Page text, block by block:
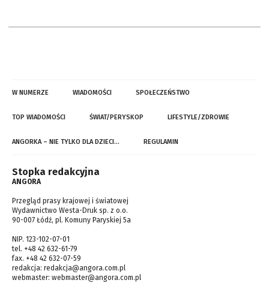
W NUMERZE WIADOMOŚCI SPOŁECZEŃSTWO
TOP WIADOMOŚCI ŚWIAT/PERYSKOP LIFESTYLE/ZDROWIE
ANGORKA – NIE TYLKO DLA DZIECI… REGULAMIN
Stopka redakcyjna
ANGORA
Przegląd prasy krajowej i światowej
Wydawnictwo Westa-Druk sp. z o.o.
90-007 Łódź, pl. Komuny Paryskiej 5a
NIP. 123-102-07-01
tel. +48 42 632-61-79
fax. +48 42 632-07-59
redakcja: redakcja@angora.com.pl
webmaster: webmaster@angora.com.pl